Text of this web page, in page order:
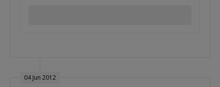
04 Jun 2012